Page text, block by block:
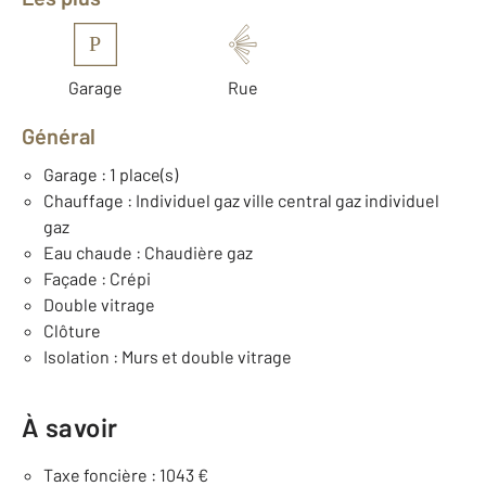
P
Garage Rue
Général
Garage : 1 place(s)
Chauffage : Individuel gaz ville central gaz individuel
gaz
Eau chaude : Chaudière gaz
Façade : Crépi
Double vitrage
Clôture
Isolation : Murs et double vitrage
À savoir
Taxe foncière : 1043 €